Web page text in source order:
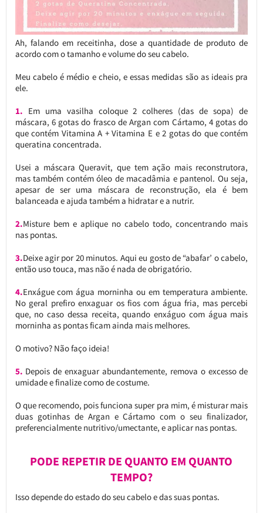
Ah, falando em receitinha, dose a quantidade de produto de
acordo com o tamanho e volume do seu cabelo.
Meu cabelo é médio e cheio, e essas medidas são as ideais pra
ele.
1. Em uma vasilha coloque 2 colheres (das de sopa) de
máscara, 6 gotas do frasco de Argan com Cártamo, 4 gotas do
que contém Vitamina A + Vitamina E e 2 gotas do que contém
queratina concentrada.
Usei a máscara Queravit, que tem ação mais reconstrutora,
mas também contém óleo de macadâmia e pantenol. Ou seja,
apesar de ser uma máscara de reconstrução, ela é bem
balanceada e ajuda também a hidratar e a nutrir.
2.Misture bem e aplique no cabelo todo, concentrando mais
nas pontas.
3.Deixe agir por 20 minutos. Aqui eu gosto de “abafar’ o cabelo,
então uso touca, mas não é nada de obrigatório.
4.Enxágue com água morninha ou em temperatura ambiente.
No geral prefiro enxaguar os fios com água fria, mas percebi
que, no caso dessa receita, quando enxáguo com água mais
morninha as pontas ficam ainda mais melhores.
O motivo? Não faço ideia!
5. Depois de enxaguar abundantemente, remova o excesso de
umidade e finalize como de costume.
O que recomendo, pois funciona super pra mim, é misturar mais
duas gotinhas de Argan e Cártamo com o seu finalizador,
preferencialmente nutritivo/umectante, e aplicar nas pontas.
PODE REPETIR DE QUANTO EM QUANTO
TEMPO?
Isso depende do estado do seu cabelo e das suas pontas.